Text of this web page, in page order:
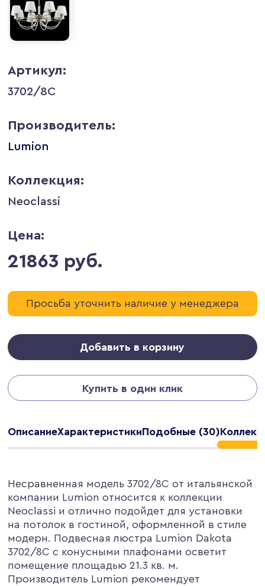
Артикул:
3702/8C
Производитель:
Lumion
Коллекция:
Neoclassi
Цена:
21863 руб.
Просьба уточнить наличие у менеджера
Добавить в корзину
Купить в один клик
ОписаниеХарактеристикиПодобные (30)
Несравненная модель 3702/8C от итальянской
компании Lumion относится к коллекции
Neoclassi и отлично подойдет для установки
на потолок в гостиной, оформленной в стиле
модерн. Подвесная люстра Lumion Dakota
3702/8C с конусными плафонами осветит
помещение площадью 21.3 кв. м.
Производитель Lumion рекомендует